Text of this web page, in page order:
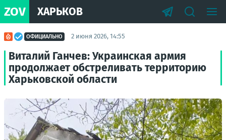
ZOV ХАРЬКОВ
ОФИЦИАЛЬНО 2 июня 2026, 14:55
Виталий Ганчев: Украинская армия
продолжает обстреливать территорию
Харьковской области